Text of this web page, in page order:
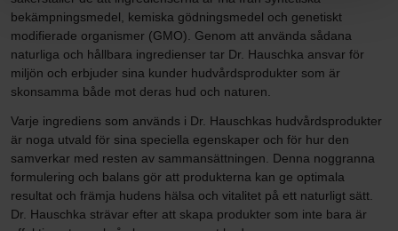
bekämpningsmedel, kemiska gödningsmedel och genetiskt
modifierade organismer (GMO). Genom att använda sådana
naturliga och hållbara ingredienser tar Dr. Hauschka ansvar för
miljön och erbjuder sina kunder hudvårdsprodukter som är
skonsamma både mot deras hud och naturen.
Varje ingrediens som används i Dr. Hauschkas hudvårdsprodukter
är noga utvald för sina speciella egenskaper och för hur den
samverkar med resten av sammansättningen. Denna noggranna
formulering och balans gör att produkterna kan ge optimala
resultat och främja hudens hälsa och vitalitet på ett naturligt sätt.
Dr. Hauschka strävar efter att skapa produkter som inte bara är